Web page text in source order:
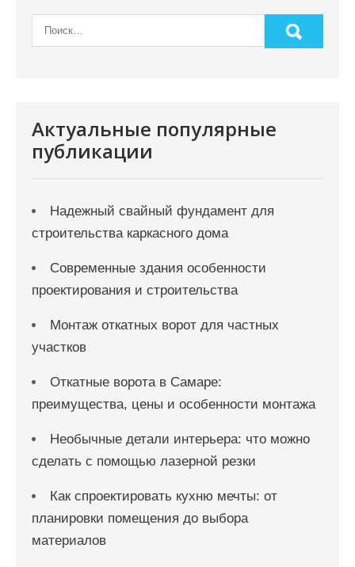
Актуальные популярные
публикации
Надежный свайный фундамент для
строительства каркасного дома
Современные здания особенности
проектирования и строительства
Монтаж откатных ворот для частных
участков
Откатные ворота в Самаре:
преимущества, цены и особенности монтажа
Необычные детали интерьера: что можно
сделать с помощью лазерной резки
Как спроектировать кухню мечты: от
планировки помещения до выбора
материалов